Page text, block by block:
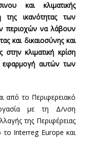
και κλιματικής
ικανότητας των
περιοχών να λάβουν
και δικαιοσύνης και
κλιματική κρίση
εφαρμογή αυτών των
από το Περιφερειακό
με τη Δ/νση
της Περιφέρειας
το Interreg Europe και